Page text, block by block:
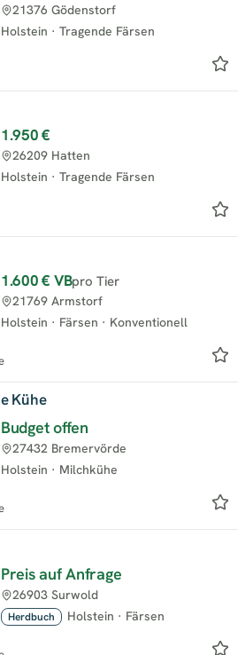
Holstein · Tragende Färsen
21376 Gödenstorf
1.950 €
Holstein · Tragende Färsen
26209 Hatten
1.600 € VBpro Tier
Holstein · Färsen · Konventionell
21769 Armstorf
Kühe
Budget offen
Holstein · Milchkühe
27432 Bremervörde
Preis auf Anfrage
Herdbuch Holstein · Färsen
26903 Surwold